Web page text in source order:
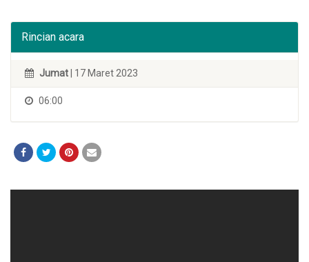
Rincian acara
Jumat | 17 Maret 2023
06:00